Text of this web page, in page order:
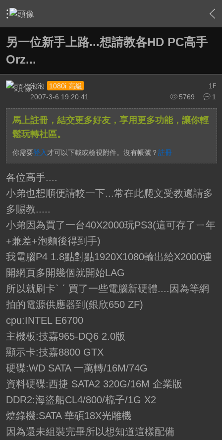
› 軟硬體相關技術 › HTPC 相關軟硬體技術及運用 › 內容
另一位新手上路...想請教各HD PC高手
Orz...
1 F
泡泡
1080i 高級
5769
1
2007-3-6 19:20:41
馬上註冊，結交更多好友，享用更多功能，讓你輕
鬆玩轉社區。
你需要登入 才可以下載或檢視附件。沒有帳號？ 註冊
各位高手....
小弟也想順便請較一下...常在此爬文受教還請多
多賜教.....
小弟因為買了一台40X2000玩PS3(這可存了ㄧ年
+兼差+泡麵後得到手)
我電腦P4 1.8點對點1920X1080輸出給X2000連
開網頁多開幾個就開始LAG
所以就刷卡ˋ ˊ 買了一些電腦新硬體....因為等網
拍的電源供應器到(銀欣650 ZF)
cpu:INTEL E6700
主機板:技嘉965-DQ6 2.0版
顯示卡:技嘉8800 GTX
硬碟:WD SATA 一萬轉/16M/74G
資料硬碟:西捷 SATA2 320G/16M 企業版
DDR2:海盜船CL4/800/梳子/1G X2
燒錄機:SATA 華碩18X光雕機
因為還未組裝完畢所以想知道這樣配備